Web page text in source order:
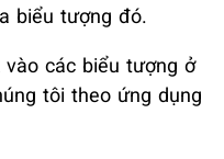
biểu tượng đó.
vào các biểu tượng ở
tôi theo ứng dụng